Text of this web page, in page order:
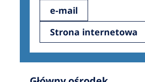
e-mail
Strona internetowa